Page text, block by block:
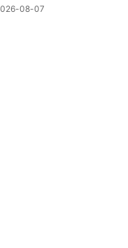
異常排除教學！
08-07